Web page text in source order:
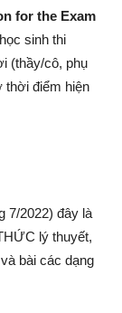
for the Exam
sinh thi
(thầy/cô, phụ
thời điểm hiện
7/2022) đây là
lý thuyết,
bài các dạng